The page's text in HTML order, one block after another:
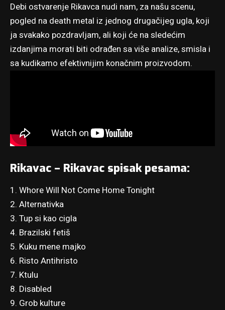
Debi ostvarenje Rikavca nudi nam, za našu scenu,
pogled na death metal iz jednog drugačijeg ugla, koji
ja svakako pozdravljam, ali koji će na sledećim
izdanjima morati biti odrađen sa više analize, smisla i
sa kudikamo efektivnijim konačnim proizvodom.
Rikavac – Rikavac spisak pesama:
1. Whore Will Not Come Home Tonight
2. Alternativka
3. Tup si kao cigla
4. Brazilski fetiš
5. Kuku mene majko
6. Risto Antihristo
7. Ktulu
8. Disabled
9. Grob kulture